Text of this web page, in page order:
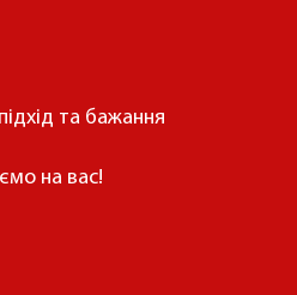
та бажання
на вас!